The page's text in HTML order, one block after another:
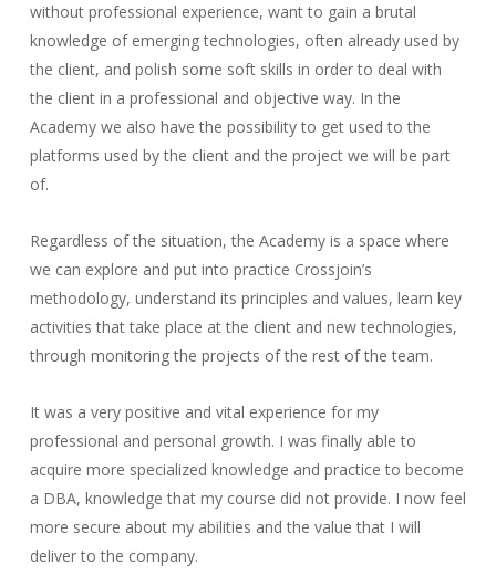
without professional experience, want to gain a brutal
knowledge of emerging technologies, often already used by
the client, and polish some soft skills in order to deal with
the client in a professional and objective way. In the
Academy we also have the possibility to get used to the
platforms used by the client and the project we will be part
of.
Regardless of the situation, the Academy is a space where
we can explore and put into practice Crossjoin’s
methodology, understand its principles and values, learn key
activities that take place at the client and new technologies,
through monitoring the projects of the rest of the team.
It was a very positive and vital experience for my
professional and personal growth. I was finally able to
acquire more specialized knowledge and practice to become
a DBA, knowledge that my course did not provide. I now feel
more secure about my abilities and the value that I will
deliver to the company.